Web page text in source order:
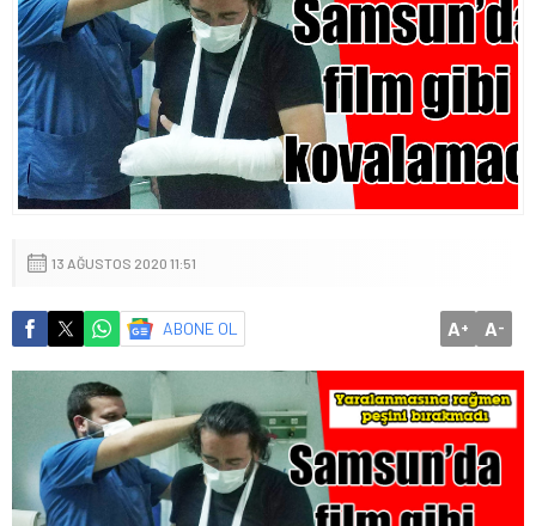
13 AĞUSTOS 2020 11:51
ABONE OL A+ A-